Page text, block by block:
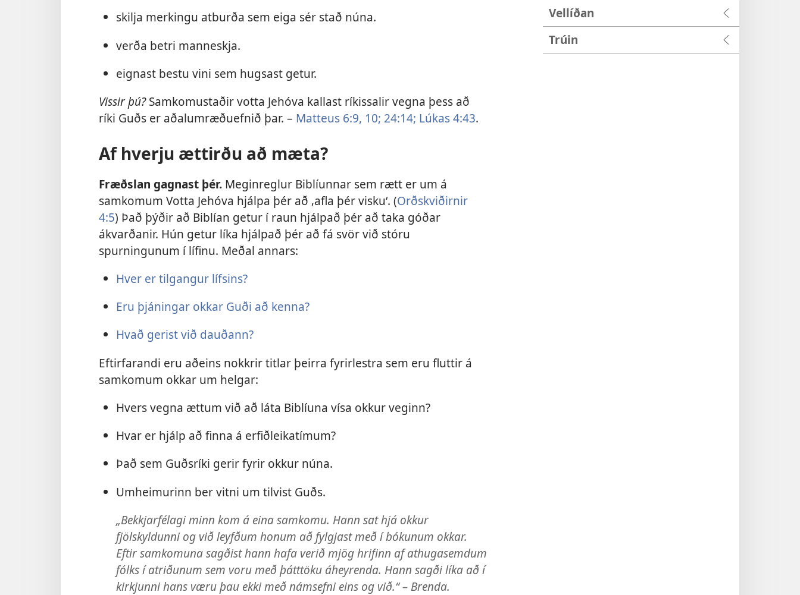
skilja merkingu atburða sem eiga sér stað núna.
verða betri manneskja.
eignast bestu vini sem hugsast getur.
Vissir þú?Samkomustaðir votta Jehóva kallast ríkissalir vegna þess að
ríki Guðs er aðalumræðuefnið þar. – Matteus 6:9, 10; 24:14; Lúkas 4:43.
Af hverju ættirðu að mæta?
Fræðslan gagnast þér. Meginreglur Biblíunnar sem rætt er um á
samkomum Votta Jehóva hjálpa þér að ‚afla þér visku‘. (Orðskviðirnir
4:5) Það þýðir að Biblían getur í raun hjálpað þér að taka góðar
ákvarðanir. Hún getur líka hjálpað þér að fá svör við stóru
spurningunum í lífinu. Meðal annars:
Hver er tilgangur lífsins?
Eru þjáningar okkar Guði að kenna?
Hvað gerist við dauðann?
Eftirfarandi eru aðeins nokkrir titlar þeirra fyrirlestra sem eru fluttir á
samkomum okkar um helgar:
Hvers vegna ættum við að láta Biblíuna vísa okkur veginn?
Hvar er hjálp að finna á erfiðleikatímum?
Það sem Guðsríki gerir fyrir okkur núna.
Umheimurinn ber vitni um tilvist Guðs.
„Bekkjarfélagi minn kom á eina samkomu. Hann sat hjá okkur
fjölskyldunni og við leyfðum honum að fylgjast með í bókunum okkar.
Eftir samkomuna sagðist hann hafa verið mjög hrifinn af athugasemdum
fólks í atriðunum sem voru með þátttöku áheyrenda. Hann sagði líka að í
kirkjunni hans væru þau ekki með námsefni eins og við.“ – Brenda.
Vellíðan
Trúin